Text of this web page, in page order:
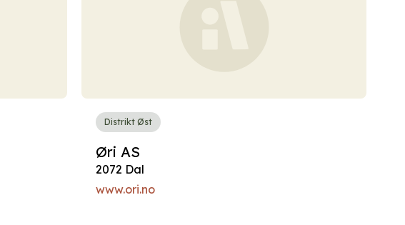
Distrikt Øst
Øri AS
2072 Dal
www.ori.no